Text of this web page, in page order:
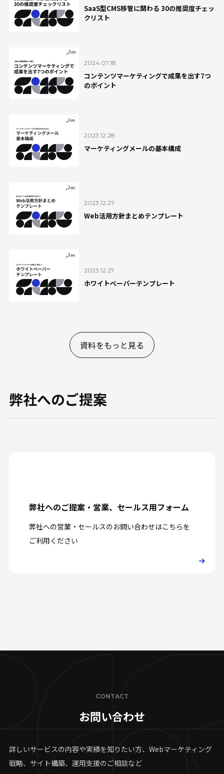
SaaS型CMS移管に関わる 30の推奨度チェッ
クリスト
2024.07.18
コンテンツマーケティングで成果を出す7つ
のポイント
2023.12.28
マーケティングメールの基本構成
2023.12.27
Web活用方針まとめテンプレート
2023.12.27
ホワイトペーパーテンプレート
資料をもっと見る
弊社へのご提案
弊社へのご提案・営業、セールス用フォーム
弊社への営業・セールスのお問い合わせはこちらを
ご利用ください
CONTACT
お問い合わせ
詳しいサービスの内容や実績を知りたい方、Webマーケティング
戦略、サイト構築、運用支援のご相談など